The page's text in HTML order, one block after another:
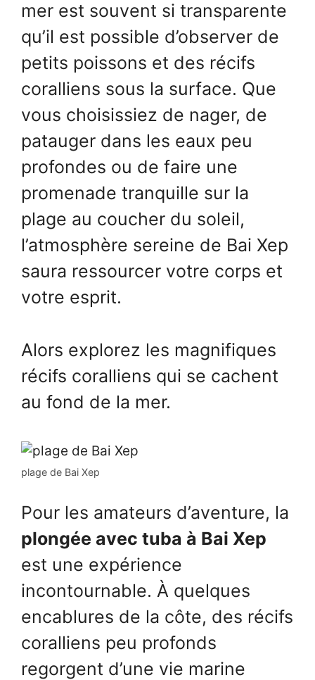
mer est souvent si transparente
qu’il est possible d’observer de
petits poissons et des récifs
coralliens sous la surface. Que
vous choisissiez de nager, de
patauger dans les eaux peu
profondes ou de faire une
promenade tranquille sur la
plage au coucher du soleil,
l’atmosphère sereine de Bai Xep
saura ressourcer votre corps et
votre esprit.
Alors explorez les magnifiques
récifs coralliens qui se cachent
au fond de la mer.
plage de Bai Xep
Pour les amateurs d’aventure, la
plongée avec tuba à Bai Xep
est une expérience
incontournable. À quelques
encablures de la côte, des récifs
coralliens peu profonds
regorgent d’une vie marine